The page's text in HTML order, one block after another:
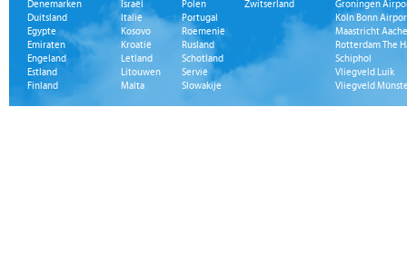
Denemarken
Duitsland
Egypte
Emiraten
Engeland
Estland
Finland
Israël
Italië
Kosovo
Kroatië
Letland
Litouwen
Malta
Polen
Portugal
Roemenië
Rusland
Schotland
Servië
Slowakije
Zwitserland
Groningen
Köln Bonn
Maastricht
Rotterdam The
Schiphol
Vliegveld Luik
Vliegveld